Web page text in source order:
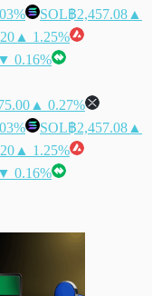
SOL฿2,457.08 ▲
▲ 1.25%
▼ 0.16%
▲ 0.27%
SOL฿2,457.08 ▲
▲ 1.25%
▼ 0.16%